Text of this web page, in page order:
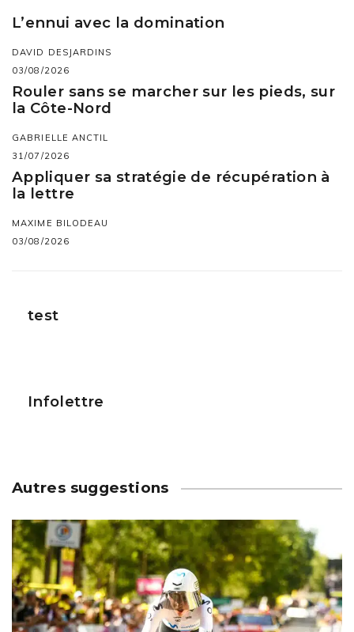
L’ennui avec la domination
DAVID DESJARDINS
03/08/2026
Rouler sans se marcher sur les pieds, sur
la Côte-Nord
GABRIELLE ANCTIL
31/07/2026
Appliquer sa stratégie de récupération à
la lettre
MAXIME BILODEAU
03/08/2026
test
Infolettre
Autres suggestions